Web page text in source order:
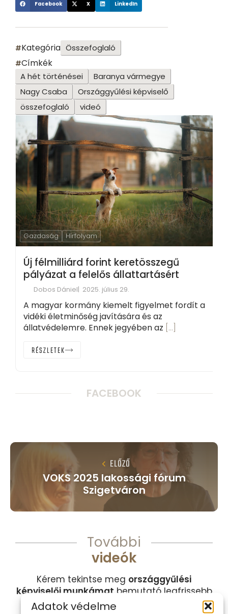
Adatok védelme
Facebook X LinkedIn
Kategória Összefoglaló
Címkék
A hét történései
Baranya vármegye
Nagy Csaba
Országgyűlési képviselő
összefoglaló
videó
Gazdaság Hírfolyam
Új félmilliárd forint keretösszegű
pályázat a felelős állattartásért
Dobos Dániel 2025. július 29.
A magyar kormány kiemelt figyelmet fordít a
vidéki életminőség javítására és az
állatvédelemre. Ennek jegyében az […]
RÉSZLETEK
FACEBOOK
ELŐZŐ
VOKS 2025 lakossági fórum
Szigetváron
További
videók
Kérem tekintse meg országgyűlési
képviselői munkámat bemutató legfrissebb
videókat és animációkat.